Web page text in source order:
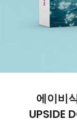
에이비
UPSIDE